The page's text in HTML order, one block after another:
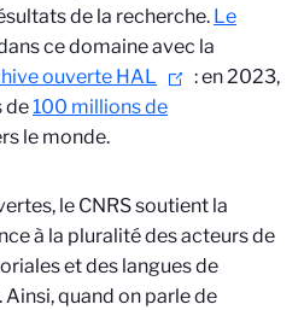
de la recherche. Le
ce domaine avec la
ouverte HAL
: en 2023,
de100 millions de
le monde.
le CNRS soutient la
à la pluralité des acteurs de
et des langues de
quand on parle de